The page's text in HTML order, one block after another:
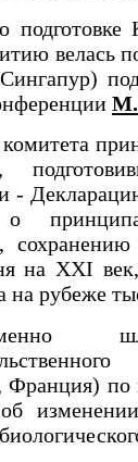
велась
-
о
на XXI
на рубеже
Франция) по